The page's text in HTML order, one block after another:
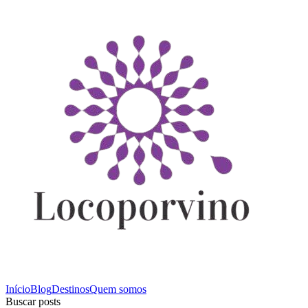
InícioBlogDestinosQuem somos
Buscar posts